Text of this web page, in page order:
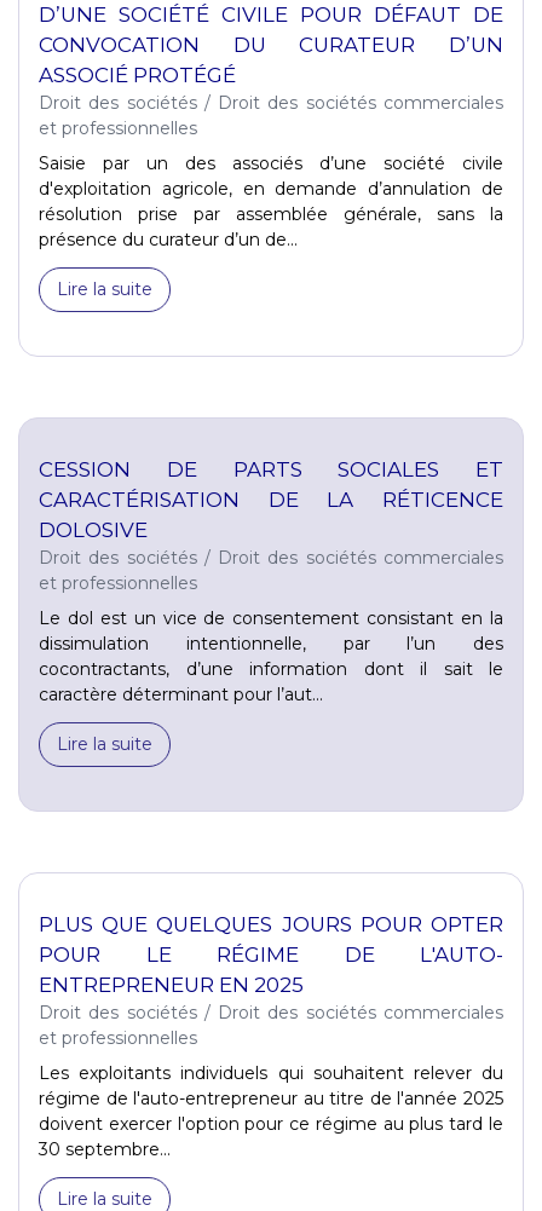
D’UNE SOCIÉTÉ CIVILE POUR DÉFAUT DE
CONVOCATION DU CURATEUR D’UN
ASSOCIÉ PROTÉGÉ
Droit des sociétés/ Droit des sociétés commerciales
et professionnelles
Saisie par un des associés d’une société civile
d'exploitation agricole, en demande d’annulation de
résolution prise par assemblée générale, sans la
présence du curateur d’un de...
Lire la suite
CESSION DE PARTS SOCIALES ET
CARACTÉRISATION DE LA RÉTICENCE
DOLOSIVE
Droit des sociétés/ Droit des sociétés commerciales
et professionnelles
Le dol est un vice de consentement consistant en la
dissimulation intentionnelle, par l’un des
cocontractants, d’une information dont il sait le
caractère déterminant pour l’aut...
Lire la suite
PLUS QUE QUELQUES JOURS POUR OPTER
POUR LE RÉGIME DE L'AUTO-
ENTREPRENEUR EN 2025
Droit des sociétés/ Droit des sociétés commerciales
et professionnelles
Les exploitants individuels qui souhaitent relever du
régime de l'auto-entrepreneur au titre de l'année 2025
doivent exercer l'option pour ce régime au plus tard le
30 septembre...
Lire la suite